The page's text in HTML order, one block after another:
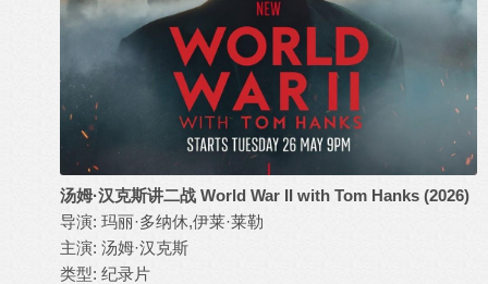
汤姆·汉克斯讲二战 World War II with Tom Hanks (2026)
导演: 玛丽·多纳休,伊莱·莱勒
主演: 汤姆·汉克斯
类型: 纪录片